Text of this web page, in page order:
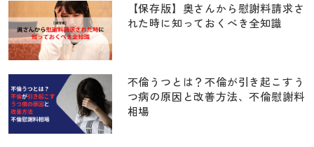
【保存版】奥さんから慰謝料請求さ
れた時に知っておくべき全知識
不倫うつとは？不倫が引き起こすう
つ病の原因と改善方法、不倫慰謝料
相場